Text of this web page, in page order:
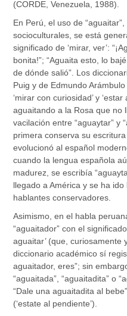
(CORDE, Venezuela, 1988).
En Perú, el uso de
socioculturales, se está
significado de ‘mirar, ver’:
bonita!”; “Aguaita esto, lo
de dónde salió”. Los
Puig y de Edmundo
‘mirar con curiosidad’ y
aguaitando a la Rosa que no
vacilación entre “aguaytar” y
primera conserva su
evolucionó al español
cuando la lengua española
madurez, se escribía
llegado a América y se ha
hablantes conservadores.
Asimismo, en el habla
“aguaitador” con el
aguaitar’ (que, curiosamente
diccionario académico sí
aguaitador, eres”; sin
“aguaitada”, “aguaitadita” o
“Dale una aguaitadita al
(‘estate al pendiente’).